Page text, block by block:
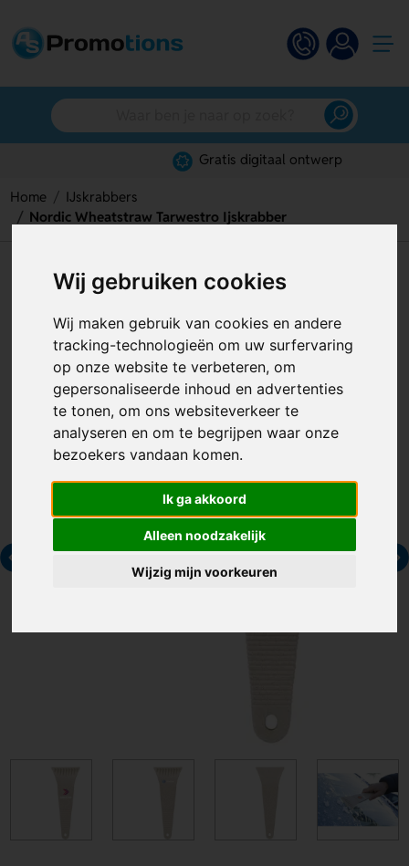
Wij gebruiken cookies
Wij maken gebruik van cookies en andere
tracking-technologieën om uw surfervaring
op onze website te verbeteren, om
gepersonaliseerde inhoud en advertenties
te tonen, om ons websiteverkeer te
analyseren en om te begrijpen waar onze
bezoekers vandaan komen.
Ik ga akkoord
Alleen noodzakelijk
Wijzig mijn voorkeuren
Gratis digitaal ontwerp
Home
IJskrabbers
Nordic Wheatstraw Tarwestro Ijskrabber
Nordic Wheatstraw Tarwestro
Artikelnummer:126576